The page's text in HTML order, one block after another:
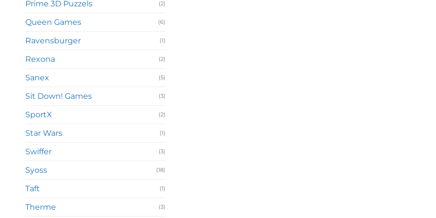
Prime 3D Puzzels (2)
Queen Games (6)
Ravensburger (1)
Rexona (2)
Sanex (5)
Sit Down! Games (3)
SportX (2)
Star Wars (1)
Swiffer (3)
Syoss (18)
Taft (1)
Therme (3)